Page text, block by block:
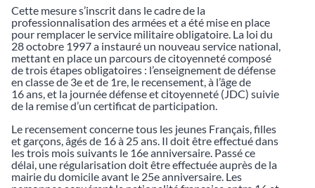
Cette mesure s’inscrit dans le cadre de la
professionnalisation des armées et a été mise en place
pour remplacer le service militaire obligatoire. La loi du
28 octobre 1997 a instauré un nouveau service national,
mettant en place un parcours de citoyenneté composé
de trois étapes obligatoires : l’enseignement de défense
en classe de 3e et de 1re, le recensement, à l’âge de
16 ans, et la journée défense et citoyenneté (JDC) suivie
de la remise d’un certificat de participation.
Le recensement concerne tous les jeunes Français, filles
et garçons, âgés de 16 à 25 ans. Il doit être effectué dans
les trois mois suivants le 16e anniversaire. Passé ce
délai, une régularisation doit être effectuée auprès de la
mairie du domicile avant le 25e anniversaire. Les